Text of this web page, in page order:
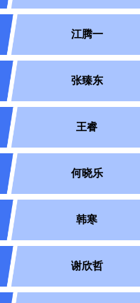
江腾一
张臻东
王睿
何晓乐
韩寒
谢欣哲